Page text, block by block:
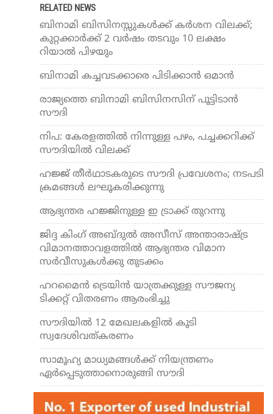
RELATED NEWS
ബിനാമി ബിസിനസ്സുകള്‍ക്ക് കര്‍ശന വിലക്ക്;
കുറ്റക്കാര്‍ക്ക് 2 വര്‍ഷം തടവും 10 ലക്ഷം
റിയാല്‍ പിഴയും
ബിനാമി കച്ചവടക്കാരെ പിടിക്കാന്‍ ഒമാന്‍
രാജ്യത്തെ ബിനാമി ബിസിനസിന് പൂട്ടിടാന്‍
സൗദി
നിപ: കേരളത്തില്‍ നിന്നുള്ള പഴം, പച്ചക്കറിക്ക്
സൗദിയില്‍ വിലക്ക്
ഹജ്ജ് തീര്‍ഥാടകരുടെ സൗദി പ്രവേശനം; നടപടി
ക്രമങ്ങള്‍ ലഘൂകരിക്കുന്നു
ആഭ്യന്തര ഹജ്ജിനുള്ള ഇ ട്രാക്ക് തുറന്നു
ജിദ്ദ കിംഗ് അബ്ദുല്‍ അസീസ് അന്താരാഷ്ട്ര
വിമാനത്താവളത്തില്‍ ആഭ്യന്തര വിമാന
സര്‍വീസുകള്‍ക്കു തുടക്കം
ഹറമൈന്‍ ട്രെയിന്‍ യാത്രക്കുള്ള സൗജന്യ
ടിക്കറ്റ് വിതരണം ആരംഭിച്ചു
സൗദിയില്‍ 12 മേഖലകളില്‍ കൂടി
സ്വദേശിവത്കരണം
സാമൂഹ്യ മാധ്യമങ്ങള്‍ക്ക് നിയന്ത്രണം
ഏര്‍പ്പെടുത്താനൊരുങ്ങി സൗദി